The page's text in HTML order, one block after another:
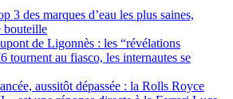
3 des marques d’eau les plus saines,
bouteille
de Ligonnès : les “révélations
tournent au fiasco, les internautes se
aussitôt dépassée : la Rolls Royce